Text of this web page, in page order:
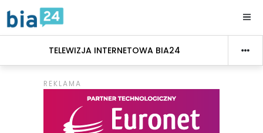
TELEWIZJA INTERNETOWA BIA24